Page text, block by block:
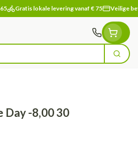
Gratis lokale levering vanaf € 75 Veilige
Zoek
Day -8,00 30